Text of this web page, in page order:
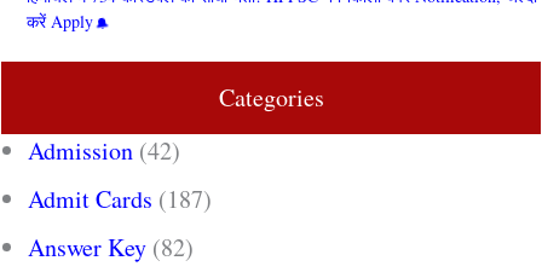
करें Apply
Categories
Admission (42)
Admit Cards (187)
Answer Key (82)